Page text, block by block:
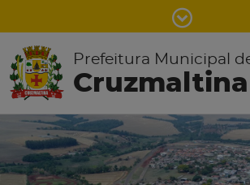
Prefeitura Municipal
Cruzmaltina